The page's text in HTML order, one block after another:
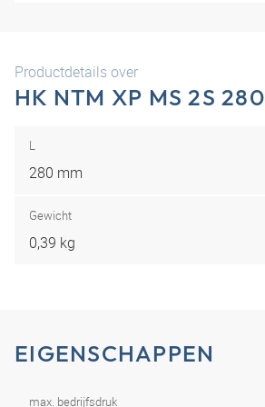
Productdetails over
HK NTM XP MS 2S 280
L
280 mm
Gewicht
0,39 kg
EIGENSCHAPPEN
max. bedrijfsdruk